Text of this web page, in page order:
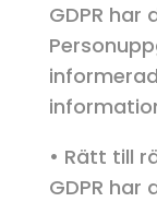
GDPR
• Rätt till
GDPR